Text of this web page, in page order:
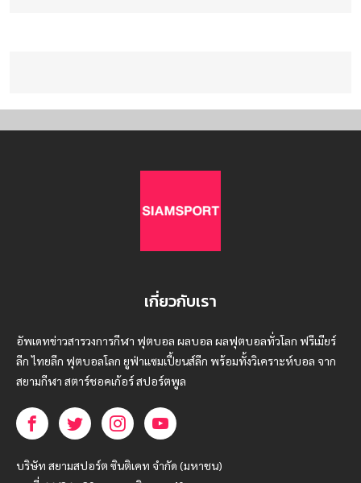
เกี่ยวกับเรา
อัพเดทข่าวสารวงการกีฬา ฟุตบอล ผลบอล ผลฟุตบอลทั่วโลก ฟรีเมียร์
ลีก ไทยลีก ฟุตบอลโลก ยูฟ่าแซมเปี้ยนส์ลีก พร้อมทั้งวิเคราะห์บอล จาก
สยามกีฬา สตาร์ชอคเก้อร์ สปอร์ตพูล
บริษัท สยามสปอร์ต ซินติเคท จำกัด (มหาชน)